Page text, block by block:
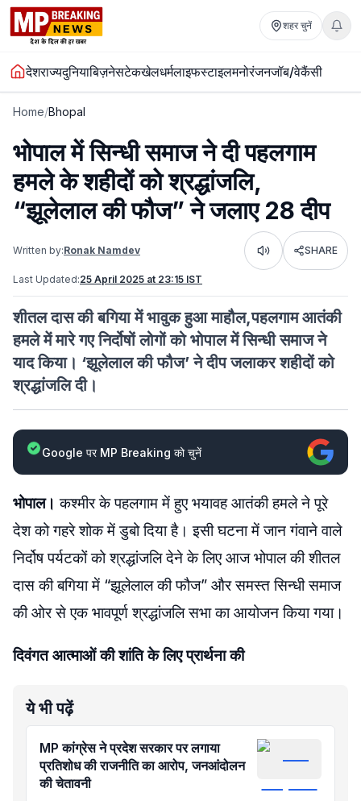
शहर चुनें
देशराज्यदुनियाबिज़नेसटेकखेलधर्मलाइफस्टाइलमनोरंजनजॉब/वेकैंसी
Home/Bhopal
भोपाल में सिन्धी समाज ने दी पहलगाम
हमले के शहीदों को श्रद्धांजलि,
“झूलेलाल की फौज” ने जलाए 28 दीप
Written by:Ronak Namdev Listen SHARE
Last Updated:25 April 2025 at 23:15 IST
शीतल दास की बगिया में भावुक हुआ माहौल,पहलगाम आतंकी
हमले में मारे गए निर्दोषों लोगों को भोपाल में सिन्धी समाज ने
याद किया। ‘झूलेलाल की फौज’ ने दीप जलाकर शहीदों को
श्रद्धांजलि दी।
Google पर MP Breaking को चुनें
भोपाल। कश्मीर के पहलगाम में हुए भयावह आतंकी हमले ने पूरे
देश को गहरे शोक में डुबो दिया है। इसी घटना में जान गंवाने वाले
निर्दोष पर्यटकों को श्रद्धांजलि देने के लिए आज भोपाल की शीतल
दास की बगिया में “झूलेलाल की फौज” और समस्त सिन्धी समाज
की ओर से एक भावपूर्ण श्रद्धांजलि सभा का आयोजन किया गया।
दिवंगत आत्माओं की शांति के लिए प्रार्थना की
ये भी पढ़ें
MP कांग्रेस ने प्रदेश सरकार पर लगाया
प्रतिशोध की राजनीति का आरोप, जनआंदोलन
की चेतावनी